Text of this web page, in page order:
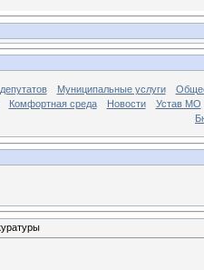
Муниципальные услуги
Комфортная среда Новости
Устав МО